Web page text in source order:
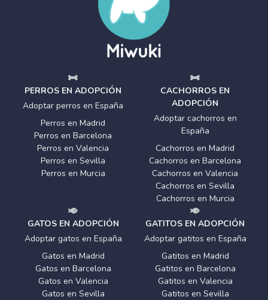
PERROS EN ADOPCIÓN
Adoptar perros en España
Perros en Madrid
Perros en Barcelona
Perros en Valencia
Perros en Sevilla
Perros en Murcia
CACHORROS EN
ADOPCIÓN
Adoptar cachorros en
España
Cachorros en Madrid
Cachorros en Barcelona
Cachorros en Valencia
Cachorros en Sevilla
Cachorros en Murcia
GATOS EN ADOPCIÓN
Adoptar gatos en España
Gatos en Madrid
Gatos en Barcelona
Gatos en Valencia
Gatos en Sevilla
GATITOS EN ADOPCIÓN
Adoptar gatitos en España
Gatitos en Madrid
Gatitos en Barcelona
Gatitos en Valencia
Gatitos en Sevilla